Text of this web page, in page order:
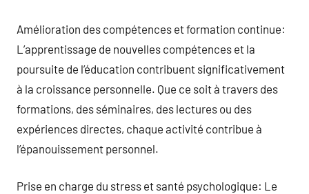
Amélioration des compétences et formation continue:
L’apprentissage de nouvelles compétences et la
poursuite de l’éducation contribuent significativement
à la croissance personnelle. Que ce soit à travers des
formations, des séminaires, des lectures ou des
expériences directes, chaque activité contribue à
l’épanouissement personnel.
Prise en charge du stress et santé psychologique: Le